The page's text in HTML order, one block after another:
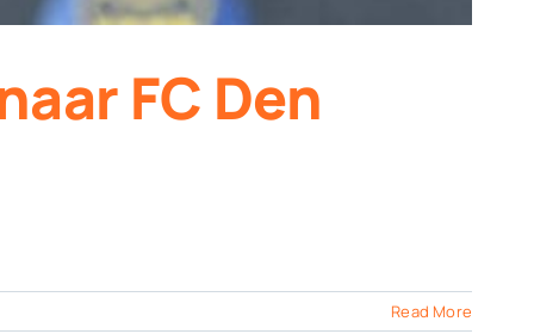
FC Den
Read More